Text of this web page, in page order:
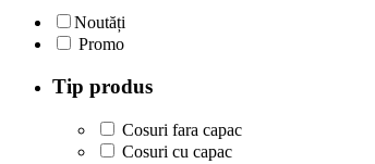
Noutăți
Promo
Tip produs
Cosuri fara capac
Cosuri cu capac